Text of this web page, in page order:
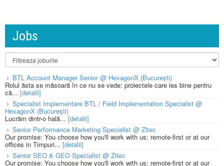
Jobs
BTL Account Manager Senior @ HexagonX (București)
Rolul ăsta se măsoară în ce nu se vede: proiectele care ies bine pentru
că... [detalii]
Specialist Implementare BTL / Field Implementation Specialist @
HexagonX (București)
Lucrăm dintr-o hală...[detalii]
Senior Performance Marketing Specialist @ Zitec
Our promise: You choose how you'll work with us: remote-first or at our
offices in Timpuri... [detalii]
Senior SEO & GEO Specialist @ Zitec
Our promise: You choose how you'll work with us: remote-first or at our